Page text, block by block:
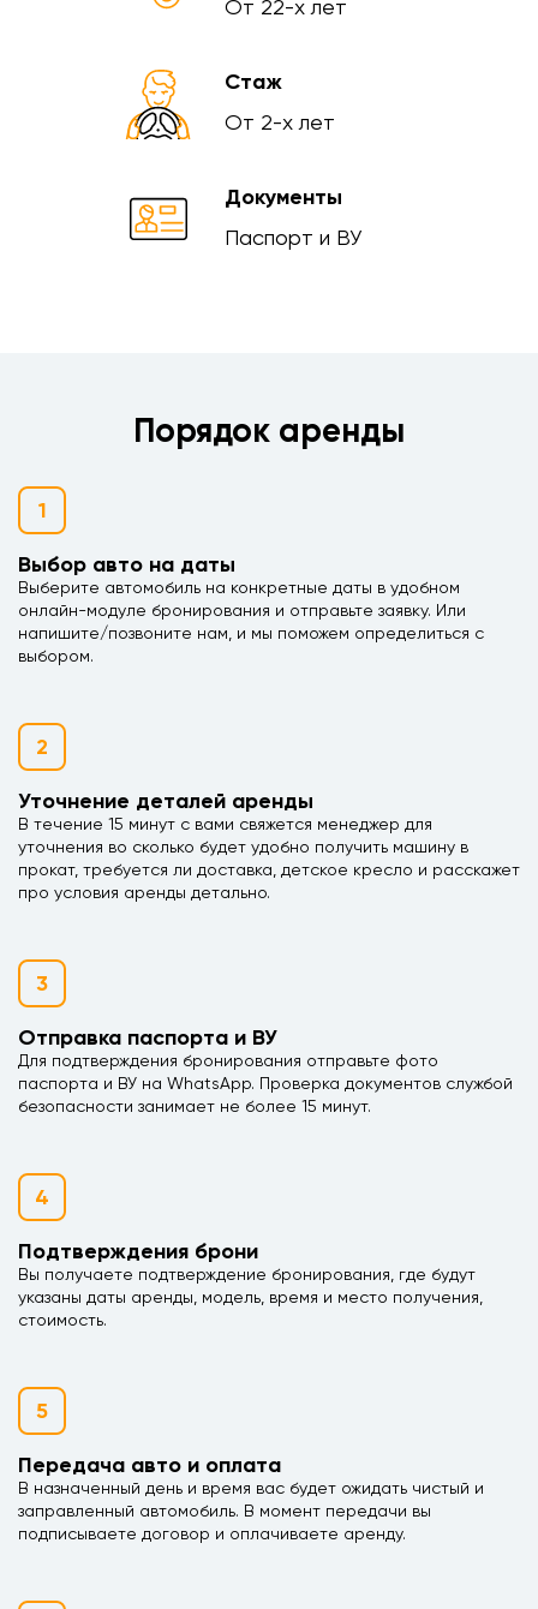
От 22-х лет
Стаж
От 2-х лет
Документы
Паспорт и ВУ
Порядок аренды
1
Выбор авто на даты
Выберите автомобиль на конкретные даты в удобном
онлайн-модуле бронирования и отправьте заявку. Или
напишите/позвоните нам, и мы поможем определиться с
выбором.
2
Уточнение деталей аренды
В течение 15 минут с вами свяжется менеджер для
уточнения во сколько будет удобно получить машину в
прокат, требуется ли доставка, детское кресло и расскажет
про условия аренды детально.
3
Отправка паспорта и ВУ
Для подтверждения бронирования отправьте фото
паспорта и ВУ на WhatsApp. Проверка документов службой
безопасности занимает не более 15 минут.
4
Подтверждения брони
Вы получаете подтверждение бронирования, где будут
указаны даты аренды, модель, время и место получения,
стоимость.
5
Передача авто и оплата
В назначенный день и время вас будет ожидать чистый и
заправленный автомобиль. В момент передачи вы
подписываете договор и оплачиваете аренду.